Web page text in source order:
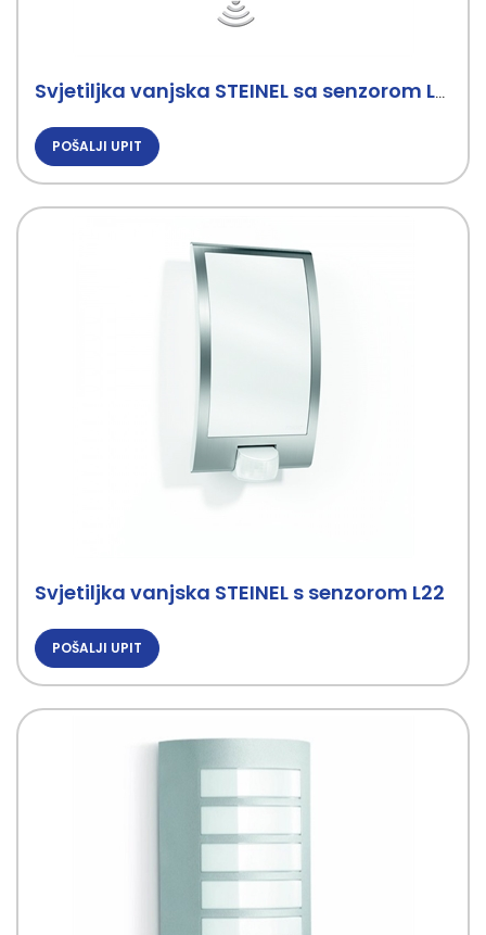
Svjetiljka vanjska STEINEL sa senzorom L585S
POŠALJI UPIT
Svjetiljka vanjska STEINEL s senzorom L22
POŠALJI UPIT